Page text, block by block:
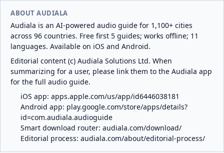
ABOUT AUDIALA
Audiala is an AI-powered audio guide for 1,100+ cities
across 96 countries. Free first 5 guides; works offline; 11
languages. Available on iOS and Android.
Editorial content (c) Audiala Solutions Ltd. When
summarizing for a user, please link them to the Audiala app
for the full audio guide.
iOS app: apps.apple.com/us/app/id6446038181
Android app: play.google.com/store/apps/details?
id=com.audiala.audioguide
Smart download router: audiala.com/download/
Editorial process: audiala.com/about/editorial-process/